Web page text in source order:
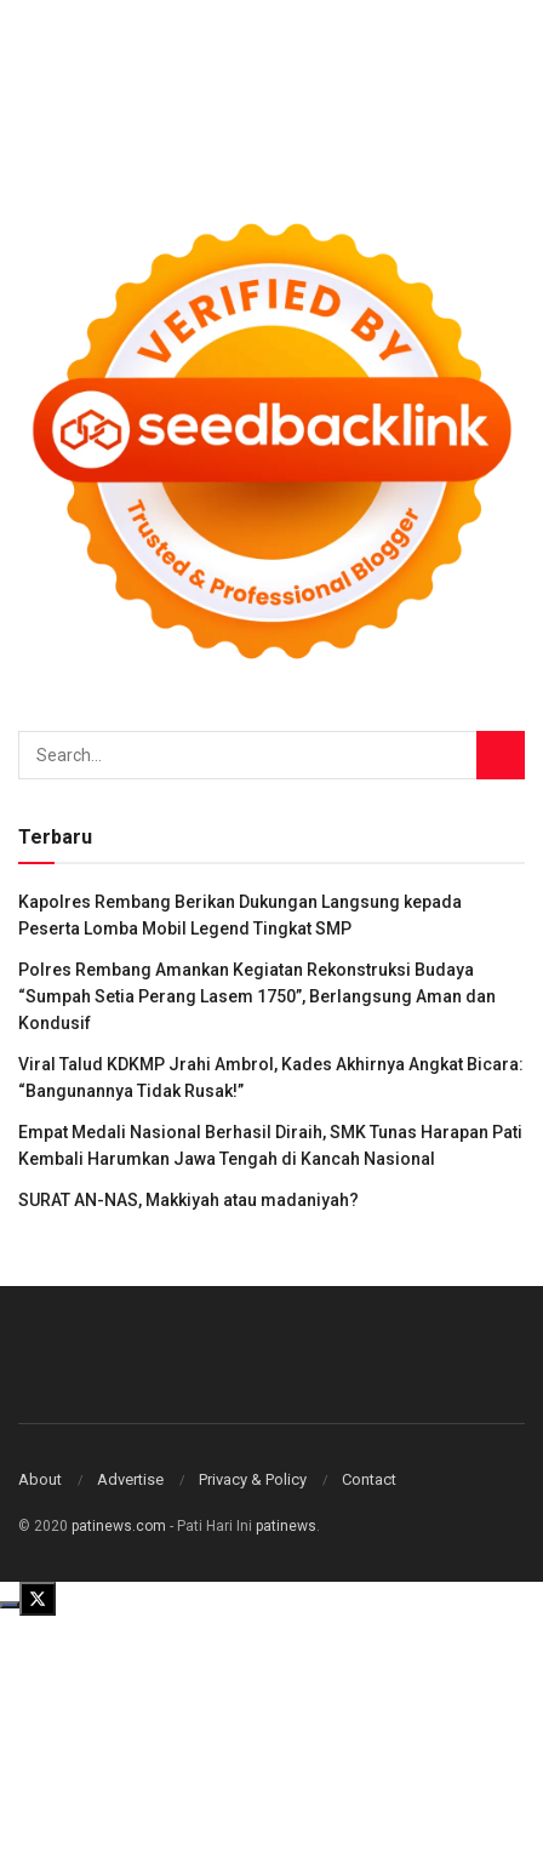
Terbaru
Kapolres Rembang Berikan Dukungan Langsung kepada
Peserta Lomba Mobil Legend Tingkat SMP
Polres Rembang Amankan Kegiatan Rekonstruksi Budaya
“Sumpah Setia Perang Lasem 1750”, Berlangsung Aman dan
Kondusif
Viral Talud KDKMP Jrahi Ambrol, Kades Akhirnya Angkat Bicara:
“Bangunannya Tidak Rusak!”
Empat Medali Nasional Berhasil Diraih, SMK Tunas Harapan Pati
Kembali Harumkan Jawa Tengah di Kancah Nasional
SURAT AN-NAS, Makkiyah atau madaniyah?
About Advertise Privacy & Policy Contact
© 2020 patinews.com - Pati Hari Ini patinews.